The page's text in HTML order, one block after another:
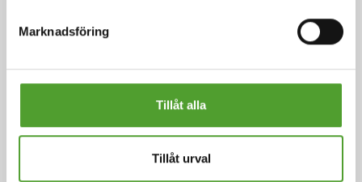
Marknadsföring
Tillåt alla
Tillåt urval